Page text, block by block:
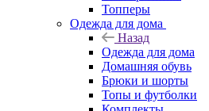
Топперы
Одежда для дома
Назад
Одежда для дома
Домашняя обувь
Брюки и шорты
Топы и футболки